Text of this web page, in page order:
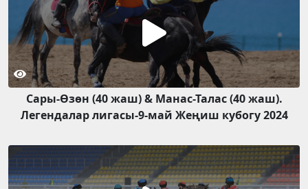
Сары-Өзөн (40 жаш) & Манас-Талас (40 жаш).
Легендалар лигасы-9-май Жеңиш кубогу 2024